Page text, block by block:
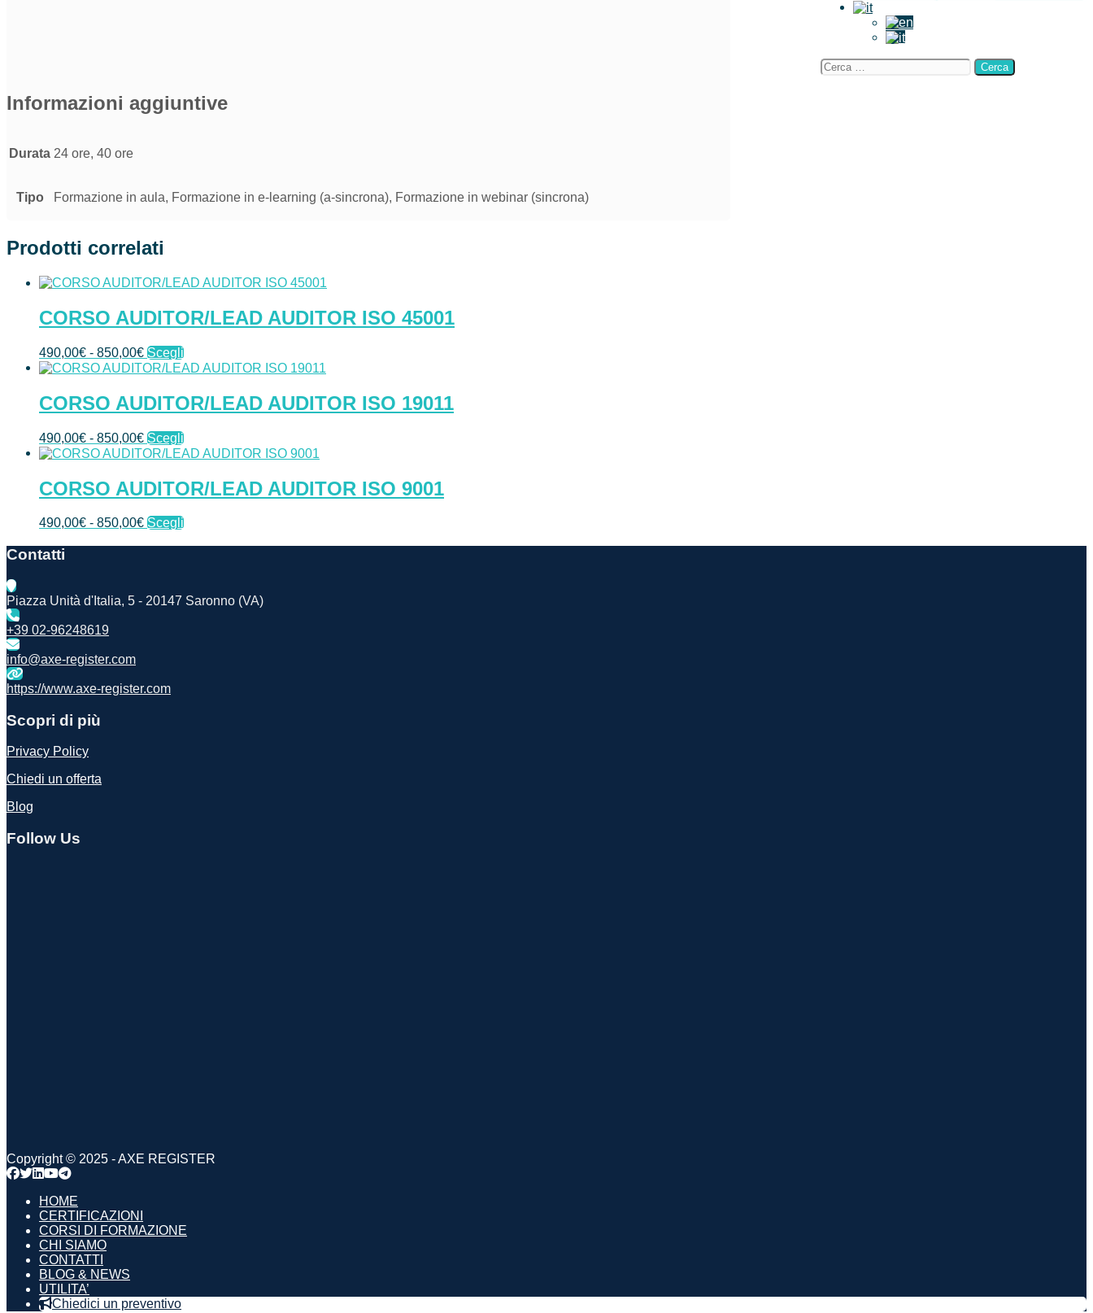
Informazioni aggiuntive
Durata 24 ore, 40 ore
Tipo Formazione in aula, Formazione in e-learning (a-sincrona), Formazione in webinar (sincrona)
Prodotti correlati
CORSO AUDITOR/LEAD AUDITOR ISO 45001
490,00€ - 850,00€ Scegli
CORSO AUDITOR/LEAD AUDITOR ISO 19011
490,00€ - 850,00€ Scegli
CORSO AUDITOR/LEAD AUDITOR ISO 9001
490,00€ - 850,00€ Scegli
Contatti
Piazza Unità d'Italia, 5 - 20147 Saronno (VA)
+39 02-96248619
info@axe-register.com
https://www.axe-register.com
Scopri di più
Privacy Policy
Chiedi un offerta
Blog
Follow Us
Copyright © 2025 - AXE REGISTER
HOME
CERTIFICAZIONI
CORSI DI FORMAZIONE
CHI SIAMO
CONTATTI
BLOG & NEWS
UTILITA’
Chiedici un preventivo